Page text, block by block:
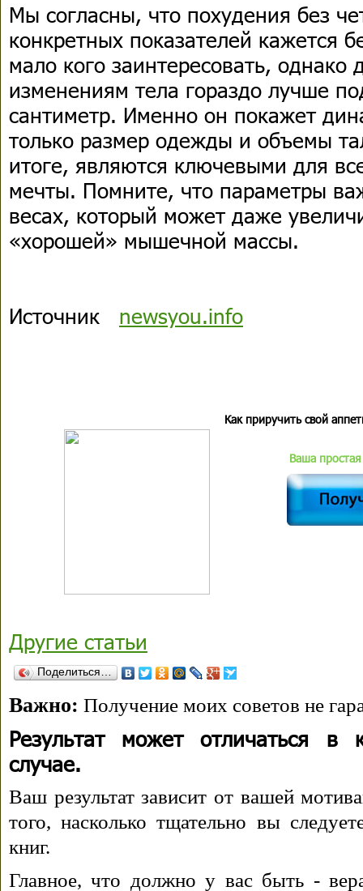
Мы согласны, что похудения без
конкретных показателей кажется
мало кого заинтересовать,
изменениям тела гораздо лучше
сантиметр. Именно он покажет
только размер одежды и объемы
итоге, являются ключевыми для
мечты. Помните, что параметры
весах, который может даже
«хорошей» мышечной массы.
Источник newsyou.info
Как приручить свой
Ваша
Другие статьи
Поделиться…
Важно: Получение моих советов не
Результат может отличаться в
случае.
Ваш результат зависит от вашей
того, насколько тщательно вы
книг.
Главное, что должно у вас быть -